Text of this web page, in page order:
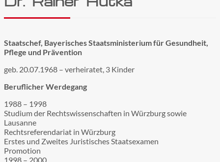
Staatschef, Bayerisches Staatsministerium für Gesundheit,
Pflege und Prävention
geb. 20.07.1968 – verheiratet, 3 Kinder
Beruflicher Werdegang
1988 – 1998
Studium der Rechtswissenschaften in Würzburg sowie
Lausanne
Rechtsreferendariat in Würzburg
Erstes und Zweites Juristisches Staatsexamen
Promotion
1998 – 2000